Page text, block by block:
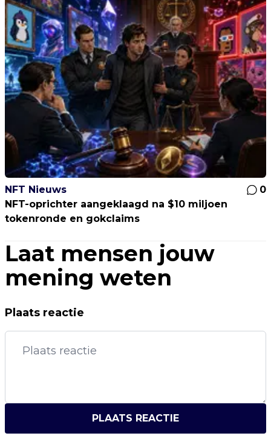
NFT Nieuws
0
NFT-oprichter aangeklaagd na $10 miljoen
tokenronde en gokclaims
Laat mensen jouw
mening weten
Plaats reactie
PLAATS REACTIE